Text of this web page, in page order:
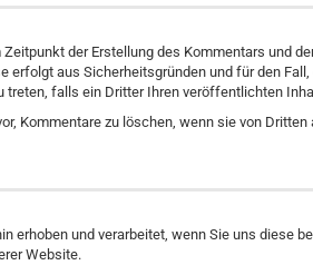
der Erstellung des Kommentars und
aus Sicherheitsgründen und für den
falls ein Dritter Ihren veröffentlichten
Kommentare zu löschen, wenn sie von
und verarbeitet, wenn Sie uns diese
Website.